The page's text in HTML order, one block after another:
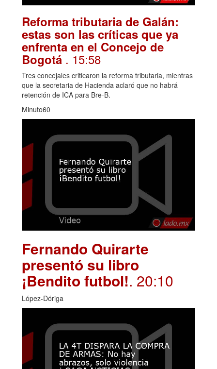
Reforma tributaria de Galán:
estas son las críticas que ya
enfrenta en el Concejo de
Bogotá . 15:58
Tres concejales criticaron la reforma tributaria, mientras
que la secretaria de Hacienda aclaró que no habrá
retención de ICA para Bre-B.
Minuto60
Fernando Quirarte
presentó su libro
¡Bendito futbol!. 20:10
López-Dóriga